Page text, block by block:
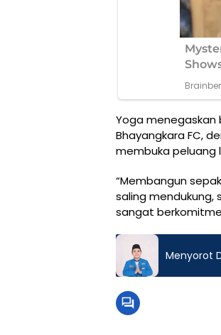
Yoga menegaskan
Bhayangkara FC,
membuka peluang
“Membangun
saling mendukung,
sangat
Menyorot